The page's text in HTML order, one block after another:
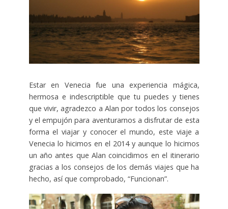
Estar en Venecia fue una experiencia mágica,
hermosa e indescriptible que tu puedes y tienes
que vivir, agradezco a Alan por todos los consejos
y el empujón para aventurarnos a disfrutar de esta
forma el viajar y conocer el mundo, este viaje a
Venecia lo hicimos en el 2014 y aunque lo hicimos
un año antes que Alan coincidimos en el itinerario
gracias a los consejos de los demás viajes que ha
hecho, así que comprobado, “Funcionan”.